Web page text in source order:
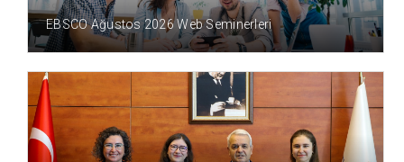
3 GÜN ÖNCE
EBSCO Ağustos 2026 Web Seminerleri